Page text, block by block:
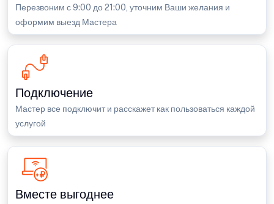
Перезвоним с 9:00 до 21:00, уточним Ваши желания и
оформим выезд Мастера
Подключение
Мастер все подключит и расскажет как пользоваться каждой
услугой
Вместе выгоднее